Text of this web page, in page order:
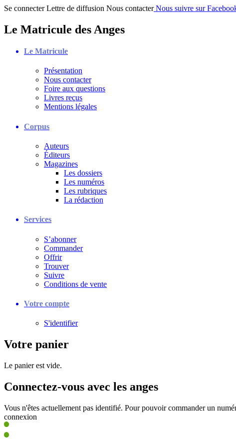
Se connecter Lettre de diffusion Nous contacter Nous suivre sur
Le Matricule des Anges
Le Matricule
Présentation
Nous contacter
Foire aux questions
Livres reçus
Mentions légales
Corpus
Auteurs
Éditeurs
Magazines
Les dossiers
Les numéros
Les rubriques
La rédaction
Services
S’abonner
Commander
Offrir
Trouver
Suivre
Conditions de vente
Votre compte
S'identifier
Votre panier
Le panier est vide.
Connectez-vous avec les anges
Vous n'êtes actuellement pas identifié. Pour pouvoir commander un
connexion